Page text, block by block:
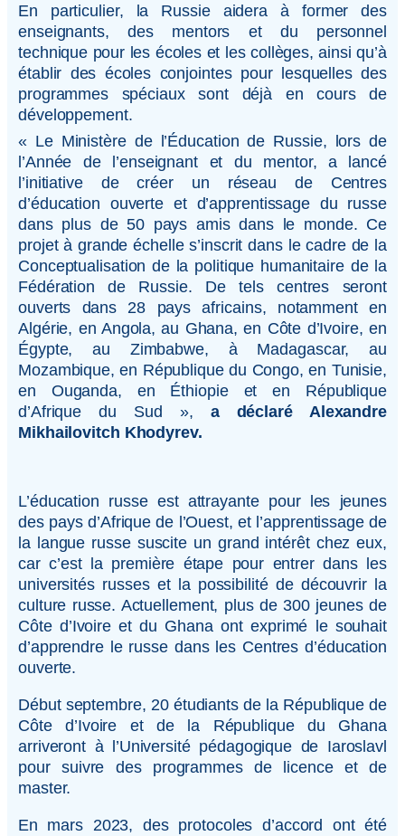
En particulier, la Russie aidera à former des
enseignants, des mentors et du personnel
technique pour les écoles et les collèges, ainsi qu’à
établir des écoles conjointes pour lesquelles des
programmes spéciaux sont déjà en cours de
développement.
« Le Ministère de l’Éducation de Russie, lors de
l’Année de l’enseignant et du mentor, a lancé
l’initiative de créer un réseau de Centres
d’éducation ouverte et d’apprentissage du russe
dans plus de 50 pays amis dans le monde. Ce
projet à grande échelle s’inscrit dans le cadre de la
Conceptualisation de la politique humanitaire de la
Fédération de Russie. De tels centres seront
ouverts dans 28 pays africains, notamment en
Algérie, en Angola, au Ghana, en Côte d’Ivoire, en
Égypte, au Zimbabwe, à Madagascar, au
Mozambique, en République du Congo, en Tunisie,
en Ouganda, en Éthiopie et en République
d’Afrique du Sud », a déclaré Alexandre
Mikhailovitch Khodyrev.
L’éducation russe est attrayante pour les jeunes
des pays d’Afrique de l’Ouest, et l’apprentissage de
la langue russe suscite un grand intérêt chez eux,
car c’est la première étape pour entrer dans les
universités russes et la possibilité de découvrir la
culture russe. Actuellement, plus de 300 jeunes de
Côte d’Ivoire et du Ghana ont exprimé le souhait
d’apprendre le russe dans les Centres d’éducation
ouverte.
Début septembre, 20 étudiants de la République de
Côte d’Ivoire et de la République du Ghana
arriveront à l’Université pédagogique de Iaroslavl
pour suivre des programmes de licence et de
master.
En mars 2023, des protocoles d’accord ont été